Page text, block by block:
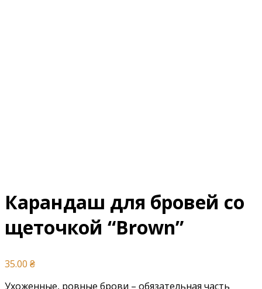
Карандаш для бровей со
щеточкой “Brown”
35.00 ₴
Ухоженные, ровные брови – обязательная часть